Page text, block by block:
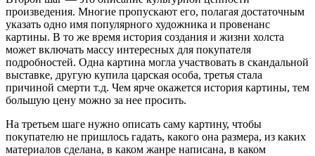
произведения. Многие пропускают его, полагая достаточным
указать одно имя популярного художника и провенанс
картины. В то же время история создания и жизни холста
может включать массу интересных для покупателя
подробностей. Одна картина могла участвовать в скандальной
выставке, другую купила царская особа, третья стала
причиной смерти т.д. Чем ярче окажется история картины, тем
большую цену можно за нее просить.
На третьем шаге нужно описать саму картину, чтобы
покупателю не пришлось гадать, какого она размера, из каких
материалов сделана, в каком жанре написана, в каком